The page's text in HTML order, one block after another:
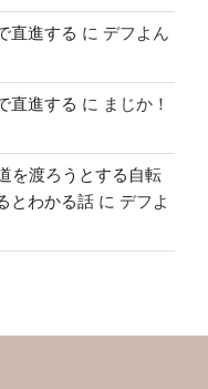
直進する に デフよん
直進する に まじか！
を渡ろうとする自転
とわかる話 に デフよ